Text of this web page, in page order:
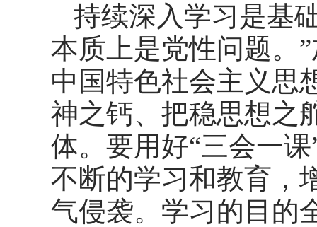
持续深入学习是基
本质上是党性问题。
中国特色社会主义思
神之钙、把稳思想之
体。要用好“三会一
不断的学习和教育，
气侵袭。学习的目的